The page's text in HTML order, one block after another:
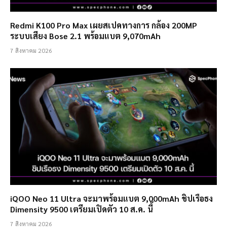
Redmi K100 Pro Max เผยสเปคทางการ กล้อง 200MP
ระบบเสียง Bose 2.1 พร้อมแบต 9,070mAh
7 สิงหาคม 2026
iQOO Neo 11 Ultra จะมาพร้อมแบต 9,000mAh ชิปเรือธง
Dimensity 9500 เตรียมเปิดตัว 10 ส.ค. นี้
7 สิงหาคม 2026